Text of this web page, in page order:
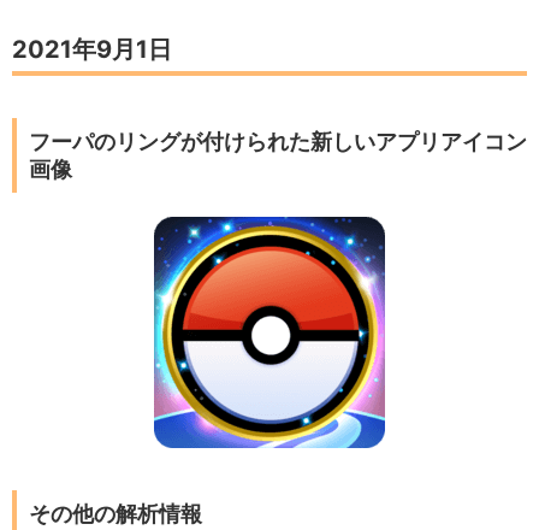
2021年9月1日
フーパのリングが付けられた新しいアプリアイコン
画像
その他の解析情報